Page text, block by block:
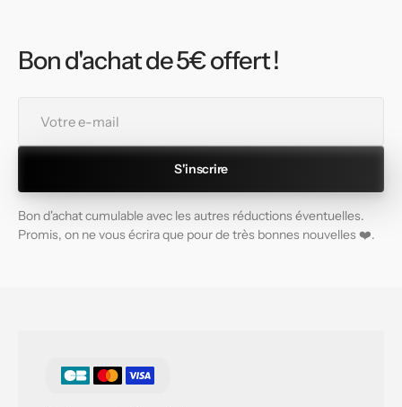
Bon d'achat de 5€ offert !
mail
S'inscrire
Bon d'achat cumulable avec les autres réductions éventuelles.
Promis, on ne vous écrira que pour de très bonnes nouvelles ❤️.